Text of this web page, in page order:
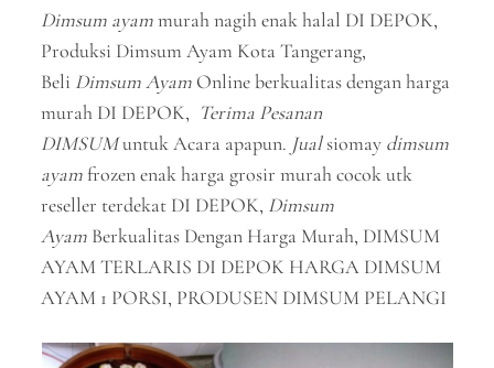
Dimsum ayammurah nagih enak halal DI DEPOK,
Produksi Dimsum Ayam Kota Tangerang,
Beli Dimsum Ayam Online berkualitas dengan harga
murah DI DEPOK, Terima Pesanan
DIMSUMuntuk Acara apapun. Jualsiomay dimsum
ayamfrozen enak harga grosir murah cocok utk
reseller terdekat DI DEPOK, Dimsum
Ayam Berkualitas Dengan Harga Murah, DIMSUM
AYAM TERLARIS DI DEPOK HARGA DIMSUM
AYAM 1 PORSI, PRODUSEN DIMSUM PELANGI